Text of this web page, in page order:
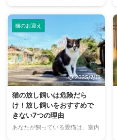
はとても重要なポイントです。
実は猫の性格は個体差はもちろ
ん、品種や育った環境によっても
大きく変わります。 本記事で
は、猫の性格の傾向や猫種ごとの
特徴、飼いやすい性格の猫の選び
方など、猫の性格に関する情報を
網羅的にご紹介します。 自分の
けるための参考にしてください。
この記事の結論 猫の性格は遺伝
や育った環境によって決まること
が多く、これらが大きな影響を与
猫のお迎え
2025/7/11
猫の放し飼いは危険だら
け！放し飼いをおすすめで
きない7つの理由
あなたが飼っている愛猫は、室内